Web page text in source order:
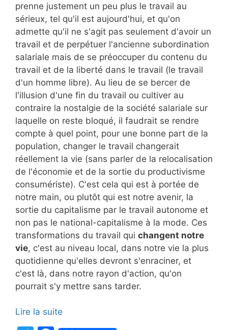
prenne justement un peu plus le travail au
sérieux, tel qu'il est aujourd'hui, et qu'on
admette qu'il ne s'agit pas seulement d'avoir un
travail et de perpétuer l'ancienne subordination
salariale mais de se préoccuper du contenu du
travail et de la liberté dans le travail (le travail
d'un homme libre). Au lieu de se bercer de
l'illusion d'une fin du travail ou cultiver au
contraire la nostalgie de la société salariale sur
laquelle on reste bloqué, il faudrait se rendre
compte à quel point, pour une bonne part de la
population, changer le travail changerait
réellement la vie (sans parler de la relocalisation
de l'économie et de la sortie du productivisme
consumériste). C'est cela qui est à portée de
notre main, ou plutôt qui est notre avenir, la
sortie du capitalisme par le travail autonome et
non pas le national-capitalisme à la mode. Ces
transformations du travail qui changent notre
vie, c'est au niveau local, dans notre vie la plus
quotidienne qu'elles devront s'enraciner, et
c'est là, dans notre rayon d'action, qu'on
pourrait s'y mettre sans tarder.
Lire la suite